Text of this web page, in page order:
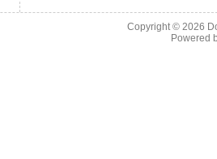
Copyright © 2026
Powered